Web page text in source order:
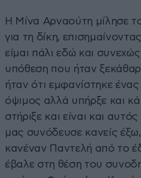
Η Μίνα Αρναούτη μίλησε
για τη δίκη,
είμαι πάλι εδώ και
υπόθεση που ήταν
ήταν ότι εμφανίστηκε
όψιμος αλλά υπήρξε και
στήριξε και είναι και
μας συνόδευσε κανείς
κανέναν Παντελή από το
έβαλε στη θέση του